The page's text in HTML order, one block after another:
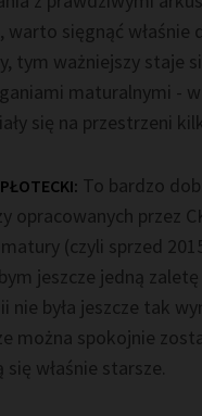
warto sięgnąć
tym ważniejszy staje
maturalnymi -
się na przestrzeni
To bardzo
opracowanych przez
(czyli sprzed
jeszcze jedną
nie była jeszcze tak
można spokojnie
się właśnie starsze.